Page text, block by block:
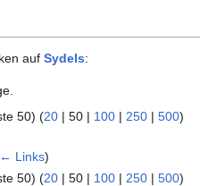
auf Sydels:
50) (20 | 50 | 100 | 250 | 500)
← Links)
50) (20 | 50 | 100 | 250 | 500)